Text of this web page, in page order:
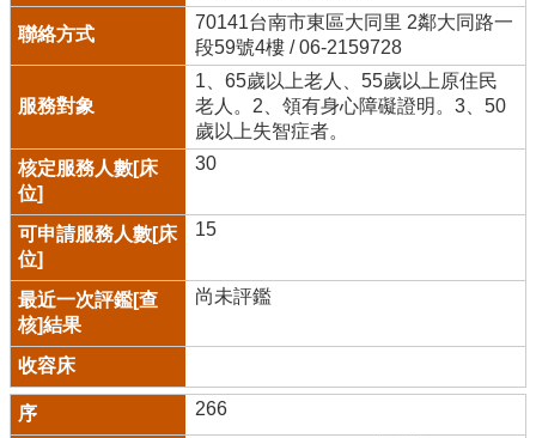
70141台南市東區大同里 2鄰大同路一
段59號4樓 / 06-2159728
1、65歲以上老人、55歲以上原住民
老人。2、領有身心障礙證明。3、50
歲以上失智症者。
30
15
尚未評鑑
266